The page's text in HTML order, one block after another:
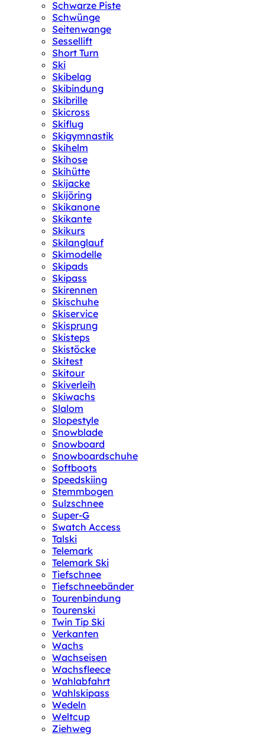
Schwarze Piste
Schwünge
Seitenwange
Sessellift
Short Turn
Ski
Skibelag
Skibindung
Skibrille
Skicross
Skiflug
Skigymnastik
Skihelm
Skihose
Skihütte
Skijacke
Skijöring
Skikanone
Skikante
Skikurs
Skilanglauf
Skimodelle
Skipads
Skipass
Skirennen
Skischuhe
Skiservice
Skisprung
Skisteps
Skistöcke
Skitest
Skitour
Skiverleih
Skiwachs
Slalom
Slopestyle
Snowblade
Snowboard
Snowboardschuhe
Softboots
Speedskiing
Stemmbogen
Sulzschnee
Super-G
Swatch Access
Talski
Telemark
Telemark Ski
Tiefschnee
Tiefschneebänder
Tourenbindung
Tourenski
Twin Tip Ski
Verkanten
Wachs
Wachseisen
Wachsfleece
Wahlabfahrt
Wahlskipass
Wedeln
Weltcup
Ziehweg